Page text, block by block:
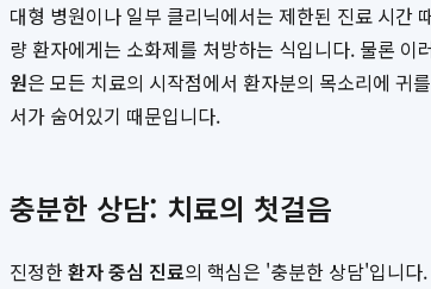
대형 병원이나 일부 클리닉에서는 제한된 진료 시간
량 환자에게는 소화제를 처방하는 식입니다. 물론
원은 모든 치료의 시작점에서 환자분의 목소리에 귀
서가 숨어있기 때문입니다.
충분한 상담: 치료의 첫걸음
진정한환자 중심 진료의 핵심은 '충분한 상담'입니